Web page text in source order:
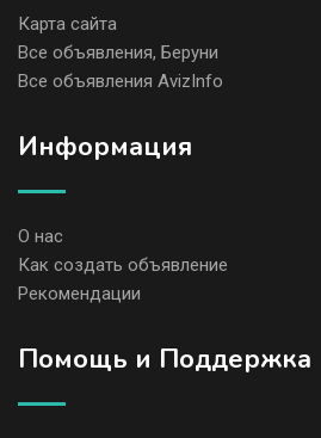
Карта сайта
Все объявления, Беруни
Все объявления AvizInfo
Информация
О нас
Как создать объявление
Рекомендации
Помощь и Поддержка